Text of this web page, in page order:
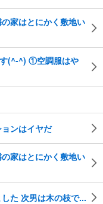
家はとにかく敷地い
(^-^) ①空調服はや
ンはイヤだ
家はとにかく敷地い
た 次男は木の枝で...